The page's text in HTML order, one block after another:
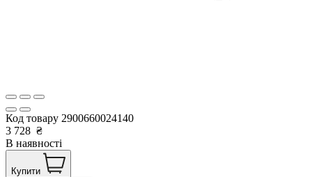
Код товару 2900660024140
3 728 ₴
В наявності
Купити